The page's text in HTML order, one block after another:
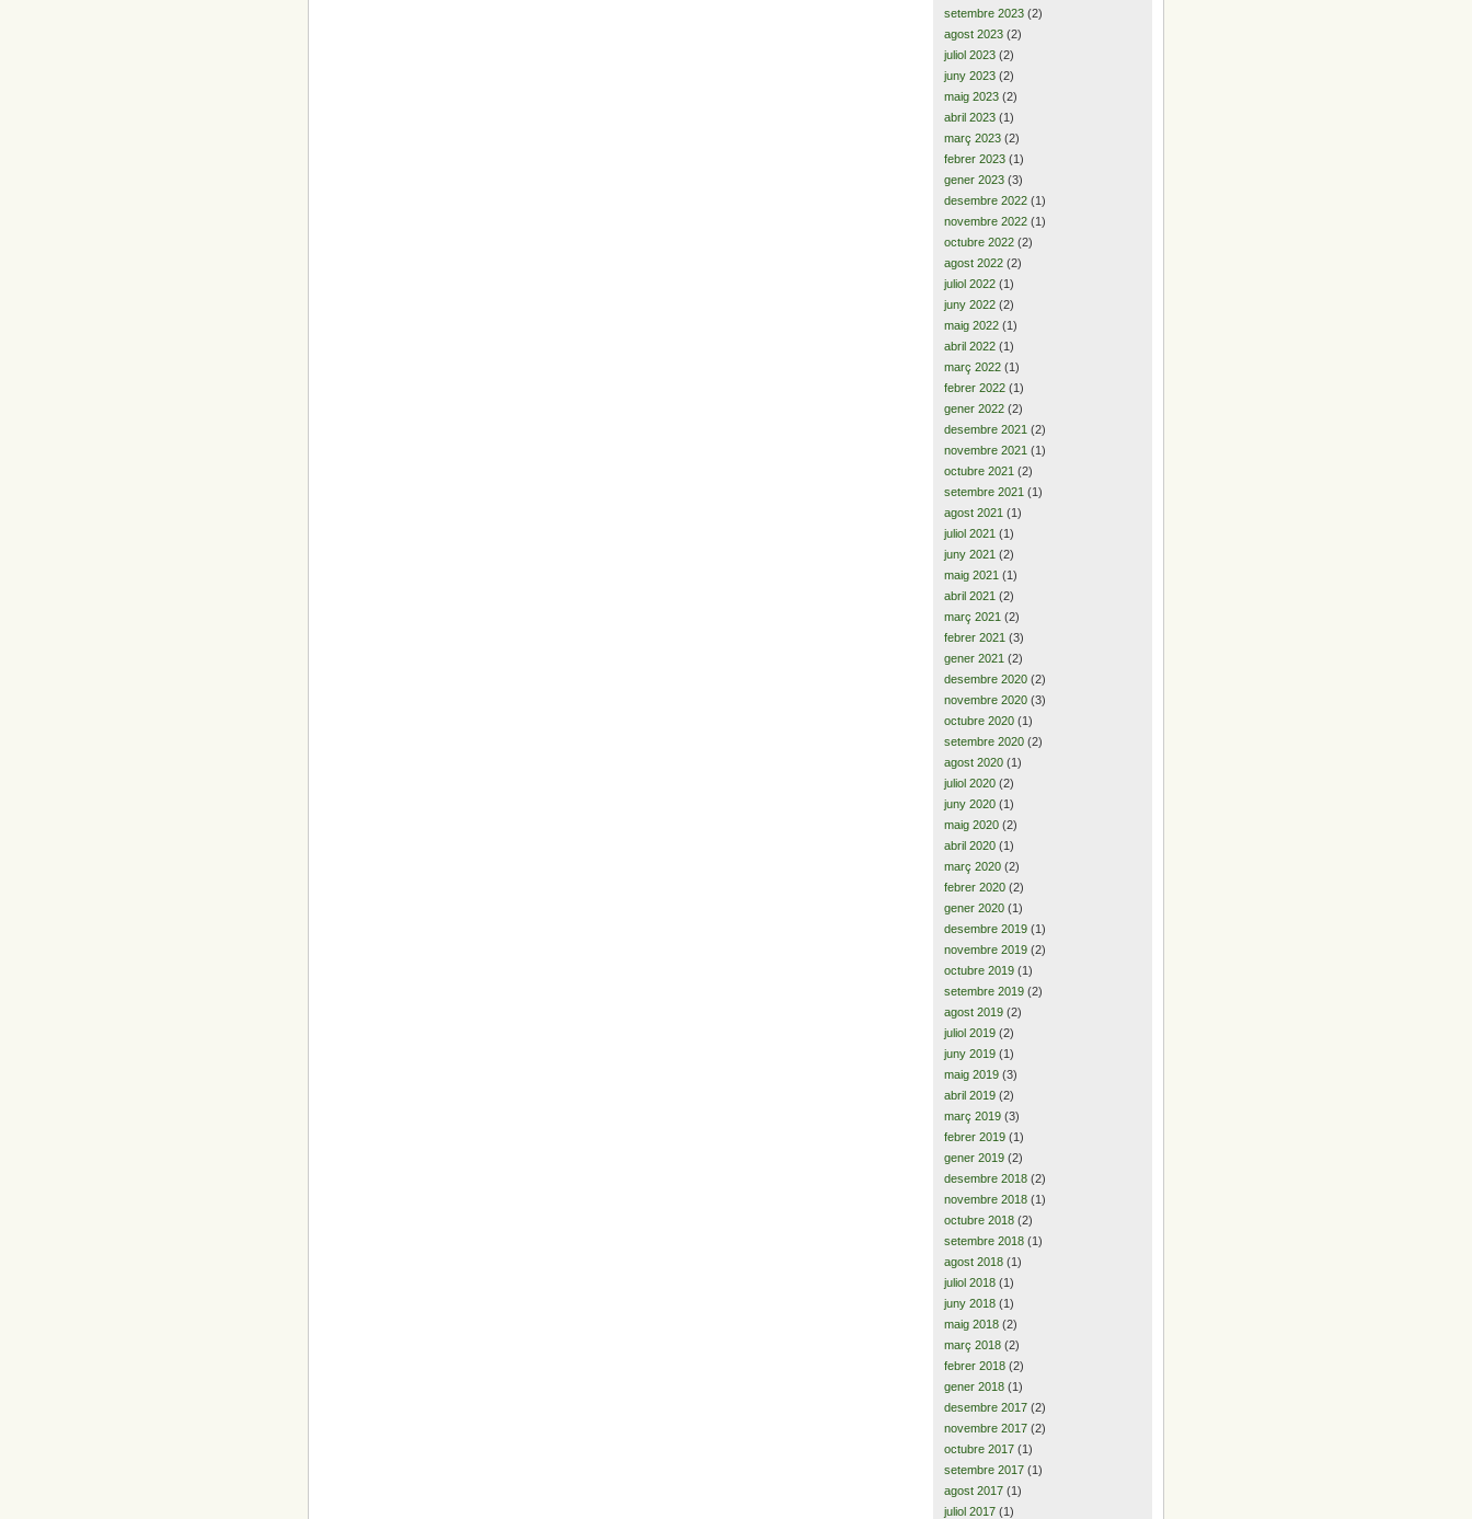
setembre 2023 (2)
agost 2023 (2)
juliol 2023 (2)
juny 2023 (2)
maig 2023 (2)
abril 2023 (1)
març 2023 (2)
febrer 2023 (1)
gener 2023 (3)
desembre 2022 (1)
novembre 2022 (1)
octubre 2022 (2)
agost 2022 (2)
juliol 2022 (1)
juny 2022 (2)
maig 2022 (1)
abril 2022 (1)
març 2022 (1)
febrer 2022 (1)
gener 2022 (2)
desembre 2021 (2)
novembre 2021 (1)
octubre 2021 (2)
setembre 2021 (1)
agost 2021 (1)
juliol 2021 (1)
juny 2021 (2)
maig 2021 (1)
abril 2021 (2)
març 2021 (2)
febrer 2021 (3)
gener 2021 (2)
desembre 2020 (2)
novembre 2020 (3)
octubre 2020 (1)
setembre 2020 (2)
agost 2020 (1)
juliol 2020 (2)
juny 2020 (1)
maig 2020 (2)
abril 2020 (1)
març 2020 (2)
febrer 2020 (2)
gener 2020 (1)
desembre 2019 (1)
novembre 2019 (2)
octubre 2019 (1)
setembre 2019 (2)
agost 2019 (2)
juliol 2019 (2)
juny 2019 (1)
maig 2019 (3)
abril 2019 (2)
març 2019 (3)
febrer 2019 (1)
gener 2019 (2)
desembre 2018 (2)
novembre 2018 (1)
octubre 2018 (2)
setembre 2018 (1)
agost 2018 (1)
juliol 2018 (1)
juny 2018 (1)
maig 2018 (2)
març 2018 (2)
febrer 2018 (2)
gener 2018 (1)
desembre 2017 (2)
novembre 2017 (2)
octubre 2017 (1)
setembre 2017 (1)
agost 2017 (1)
juliol 2017 (1)